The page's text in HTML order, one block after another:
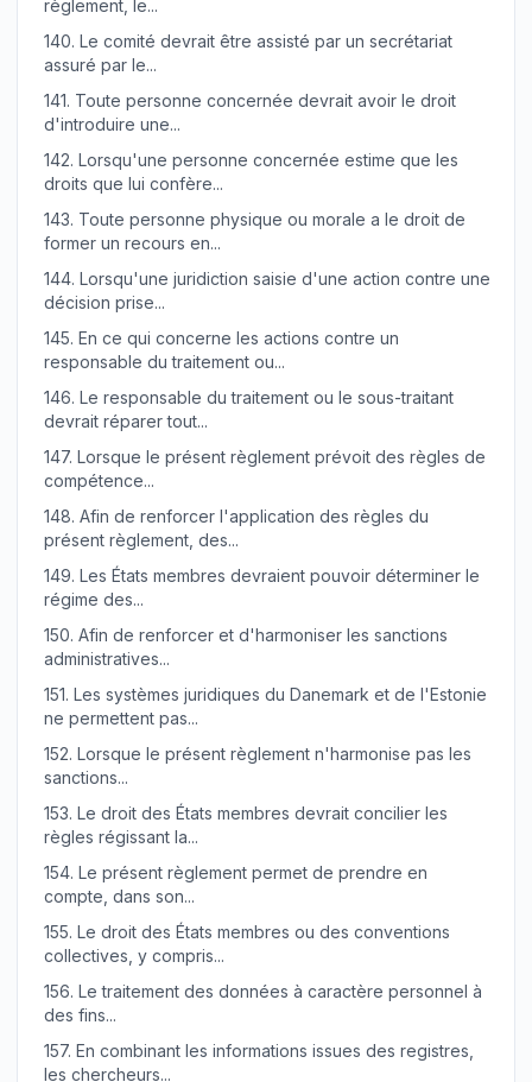
règlement, le...
140. Le comité devrait être assisté par un secrétariat
assuré par le...
141. Toute personne concernée devrait avoir le droit
d'introduire une...
142. Lorsqu'une personne concernée estime que les
droits que lui confère...
143. Toute personne physique ou morale a le droit de
former un recours en...
144. Lorsqu'une juridiction saisie d'une action contre une
décision prise...
145. En ce qui concerne les actions contre un
responsable du traitement ou...
146. Le responsable du traitement ou le sous-traitant
devrait réparer tout...
147. Lorsque le présent règlement prévoit des règles de
compétence...
148. Afin de renforcer l'application des règles du
présent règlement, des...
149. Les États membres devraient pouvoir déterminer le
régime des...
150. Afin de renforcer et d'harmoniser les sanctions
administratives...
151. Les systèmes juridiques du Danemark et de l'Estonie
ne permettent pas...
152. Lorsque le présent règlement n'harmonise pas les
sanctions...
153. Le droit des États membres devrait concilier les
règles régissant la...
154. Le présent règlement permet de prendre en
compte, dans son...
155. Le droit des États membres ou des conventions
collectives, y compris...
156. Le traitement des données à caractère personnel à
des fins...
157. En combinant les informations issues des registres,
les chercheurs...